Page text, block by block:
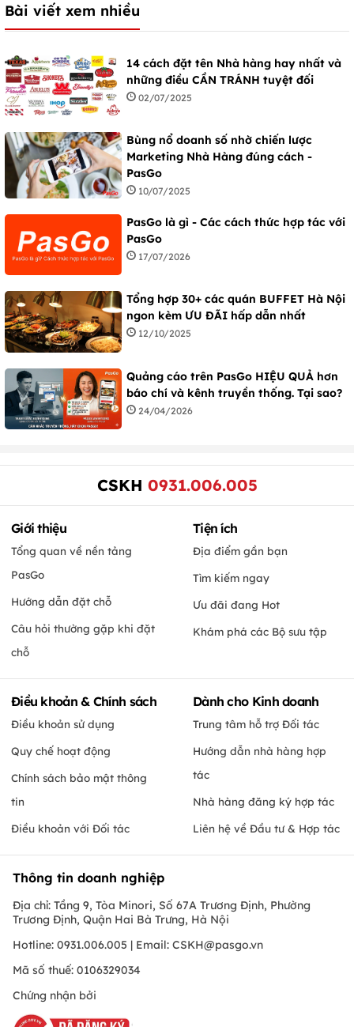
Bài viết xem nhiều
14 cách đặt tên Nhà hàng hay nhất và
những điều CẦN TRÁNH tuyệt đối
02/07/2025
Bùng nổ doanh số nhờ chiến lược
Marketing Nhà Hàng đúng cách -
PasGo
10/07/2025
PasGo là gì - Các cách thức hợp tác với
PasGo
17/07/2026
Tổng hợp 30+ các quán BUFFET Hà Nội
ngon kèm ƯU ĐÃI hấp dẫn nhất
12/10/2025
Quảng cáo trên PasGo HIỆU QUẢ hơn
báo chí và kênh truyền thống. Tại sao?
24/04/2026
CSKH 0931.006.005
Giới thiệu
Tổng quan về nền tảng
PasGo
Hướng dẫn đặt chỗ
Câu hỏi thường gặp khi đặt
chỗ
Tiện ích
Địa điểm gần bạn
Tìm kiếm ngay
Ưu đãi đang Hot
Khám phá các Bộ sưu tập
Điều khoản & Chính sách
Điều khoản sử dụng
Quy chế hoạt động
Chính sách bảo mật thông
tin
Điều khoản với Đối tác
Dành cho Kinh doanh
Trung tâm hỗ trợ Đối tác
Hướng dẫn nhà hàng hợp
tác
Nhà hàng đăng ký hợp tác
Liên hệ về Đầu tư & Hợp tác
Thông tin doanh nghiệp
Địa chỉ: Tầng 9, Tòa Minori, Số 67A Trương Định, Phường
Trương Định, Quận Hai Bà Trưng, Hà Nội
Hotline: 0931.006.005 | Email: CSKH@pasgo.vn
Mã số thuế: 0106329034
Chứng nhận bởi